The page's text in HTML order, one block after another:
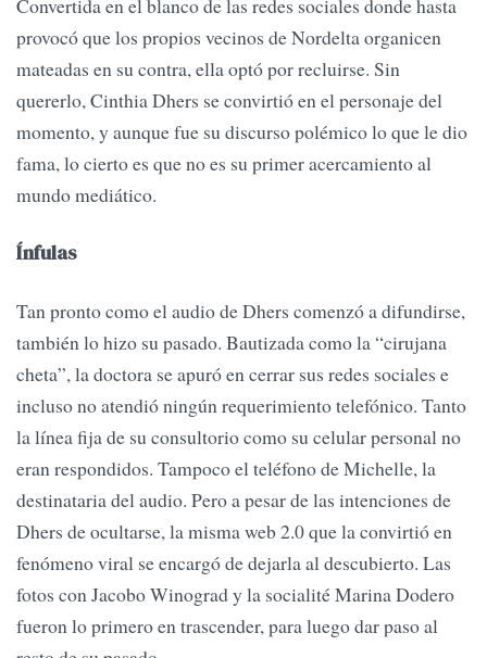
Convertida en el blanco de las redes sociales donde hasta
provocó que los propios vecinos de Nordelta organicen
mateadas en su contra, ella optó por recluirse. Sin
quererlo, Cinthia Dhers se convirtió en el personaje del
momento, y aunque fue su discurso polémico lo que le dio
fama, lo cierto es que no es su primer acercamiento al
mundo mediático.
Ínfulas
Tan pronto como el audio de Dhers comenzó a difundirse,
también lo hizo su pasado. Bautizada como la “cirujana
cheta”, la doctora se apuró en cerrar sus redes sociales e
incluso no atendió ningún requerimiento telefónico. Tanto
la línea fija de su consultorio como su celular personal no
eran respondidos. Tampoco el teléfono de Michelle, la
destinataria del audio. Pero a pesar de las intenciones de
Dhers de ocultarse, la misma web 2.0 que la convirtió en
fenómeno viral se encargó de dejarla al descubierto. Las
fotos con Jacobo Winograd y la socialité Marina Dodero
fueron lo primero en trascender, para luego dar paso al